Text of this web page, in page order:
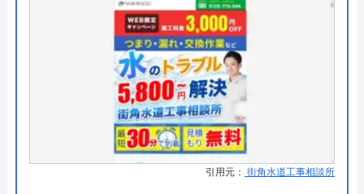
Googleクチコミを見る
施工対応数240万件以上
―
詳細は公式HPでご確認ください
水の生活救急車がおすすめの理由
拠点数2270店舗と日本全国に拠点を構え、年中無休
引用元： 街角水道工事相談所